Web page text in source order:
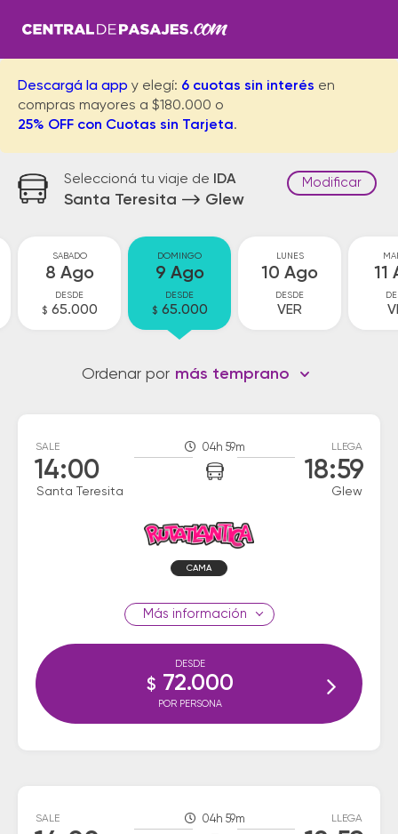
Descargá la app y elegí: 6 cuotas sin interés en
compras mayores a $180.000 o
25% OFF con Cuotas sin Tarjeta.
Seleccioná tu viaje de IDA
Santa Teresita Glew
Modificar
SABADO
8 Ago
DESDE
$ 65.000
DOMINGO
9 Ago
DESDE
$ 65.000
LUNES
10 Ago
DESDE
VER
11
Ordenar por más temprano
SALE
14:00
Santa Teresita
04h 59m LLEGA
18:59
Glew
CAMA
información
DESDE
$ 72.000
POR PERSONA
SALE 04h 59m LLEGA